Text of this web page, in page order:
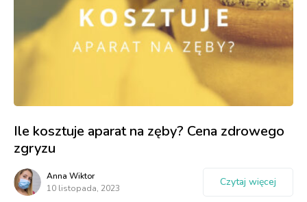
Ile kosztuje aparat na zęby? Cena zdrowego
zgryzu
Anna Wiktor
10 listopada, 2023
Czytaj więcej